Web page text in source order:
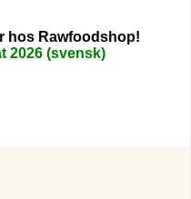
hos Rawfoodshop!
2026 (svensk)